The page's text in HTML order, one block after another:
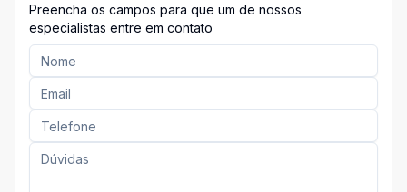
Preencha os campos para que um de nossos
especialistas entre em contato